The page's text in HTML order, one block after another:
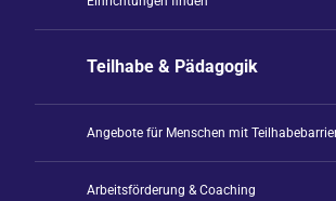
Teilhabe & Pädagogik
Angebote für Menschen mit
Arbeitsförderung & Coaching